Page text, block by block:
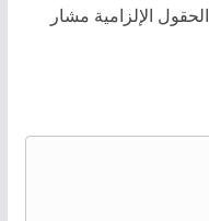
الحقول الإلزامية مشار